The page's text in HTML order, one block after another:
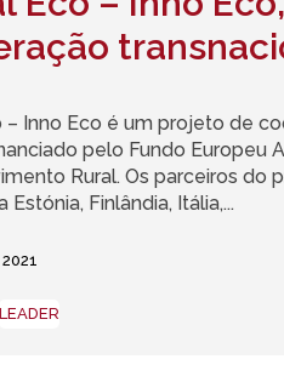
– Inno Eco é um projeto de
pelo Fundo Europeu
Rural. Os parceiros do
Estónia, Finlândia, Itália,...
LEADER